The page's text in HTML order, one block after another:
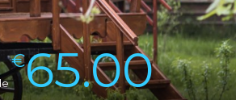
€65.00